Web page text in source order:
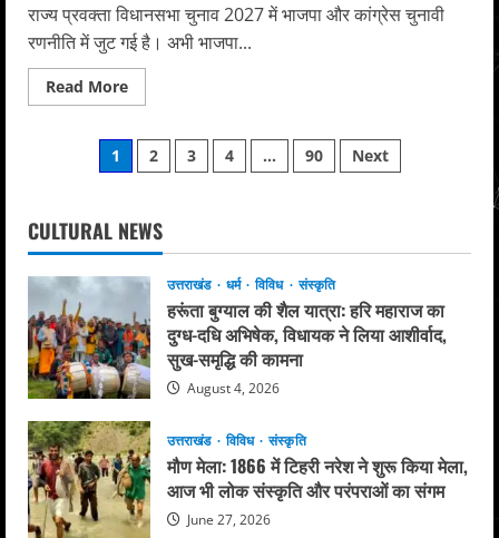
राज्य प्रवक्ता विधानसभा चुनाव 2027 में भाजपा और कांग्रेस चुनावी
रणनीति में जुट गई है। अभी भाजपा...
Read MoreRead
more
की
राजनीति
और
का
अल्मोड़ा-
पौड़ी
आगमन,
क्या
राजनीति
मायने
Posts
1 2 3 4 … 90 Next
CULTURAL NEWS
उत्तराखंड धर्म विविध संस्कृति
हरूंता बुग्याल की शैल यात्रा: हरि महाराज का
दुग्ध-दधि अभिषेक, विधायक ने लिया आशीर्वाद,
सुख-समृद्धि की कामना
August 4, 2026
उत्तराखंड विविध संस्कृति
मौण मेला: 1866 में टिहरी नरेश ने शुरू किया मेला,
आज भी लोक संस्कृति और परंपराओं का संगम
June 27, 2026